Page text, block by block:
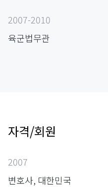
2007-2010
육군법무관
자격/회원
2007
변호사, 대한민국